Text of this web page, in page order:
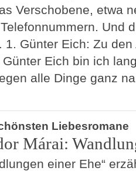
Verschobene, etwa
Und
1. Günter Eich: Zu
Eich bin ich
alle Dinge ganz
Liebesromane
Márai:
einer Ehe“